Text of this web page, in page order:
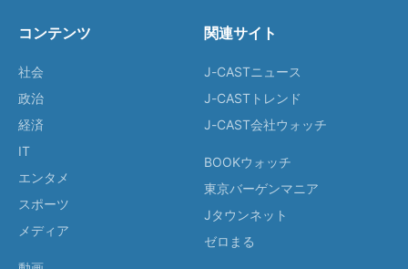
コンテンツ
社会
政治
経済
IT
エンタメ
スポーツ
メディア
関連サイト
J-CASTニュース
J-CASTトレンド
J-CAST会社ウォッチ
BOOKウォッチ
東京バーゲンマニア
Jタウンネット
ゼロまる